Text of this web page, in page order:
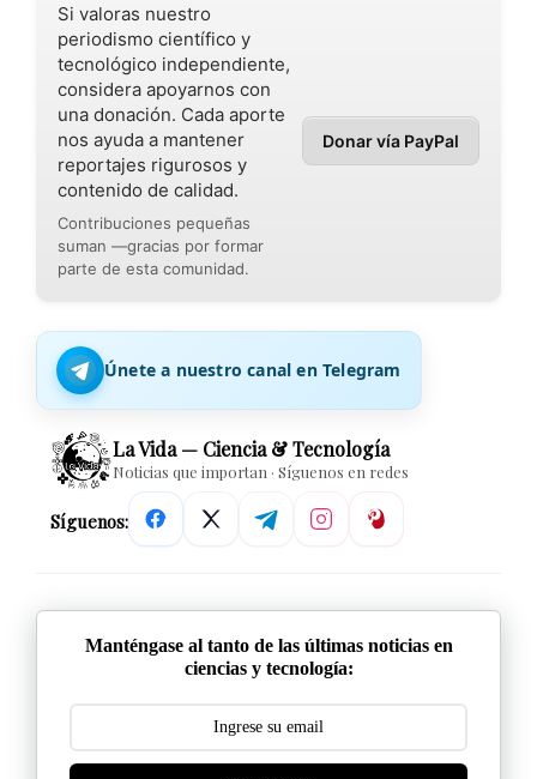
Si valoras nuestro
periodismo científico y
tecnológico independiente,
considera apoyarnos con
una donación. Cada aporte
nos ayuda a mantener
reportajes rigurosos y
contenido de calidad.
Contribuciones pequeñas
suman —gracias por formar
parte de esta comunidad.
Donar vía PayPal
Únete a nuestro canal en Telegram
La Vida — Ciencia & Tecnología
Noticias que importan · Síguenos en redes
Síguenos:
Manténgase al tanto de las últimas noticias en
ciencias y tecnología: